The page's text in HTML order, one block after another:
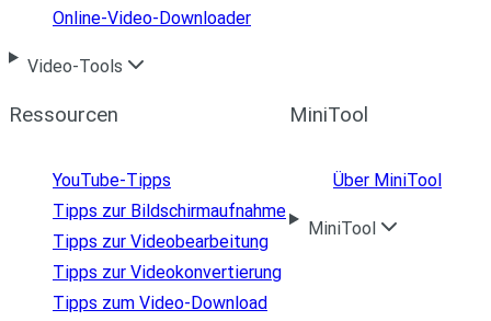
Online-Video-Downloader
Video-Tools
Ressourcen
YouTube-Tipps
Tipps zur Bildschirmaufnahme
Tipps zur Videobearbeitung
Tipps zur Videokonvertierung
Tipps zum Video-Download
MiniTool
Über MiniTool
MiniTool